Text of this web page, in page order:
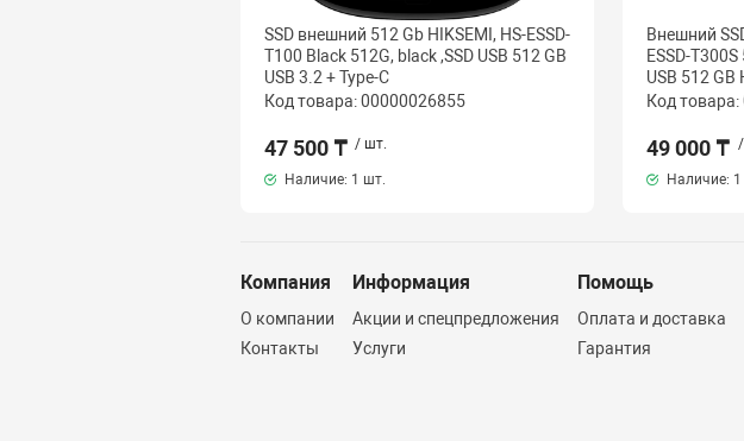
SSD внешний 512 Gb HIKSEMI, HS-ESSD-
T100 Black 512G, black ,SSD USB 512 GB
USB 3.2 + Type-C
Код товара: 00000026855
47 500 ₸ / шт.
Наличие: 1 шт.
Внешний
ESSD-
USB 512 GB
Код
49 000 ₸
Наличие:
Компания
О компании
Контакты
Информация
Акции и спецпредложения
Услуги
Помощь
Оплата и доставка
Гарантия